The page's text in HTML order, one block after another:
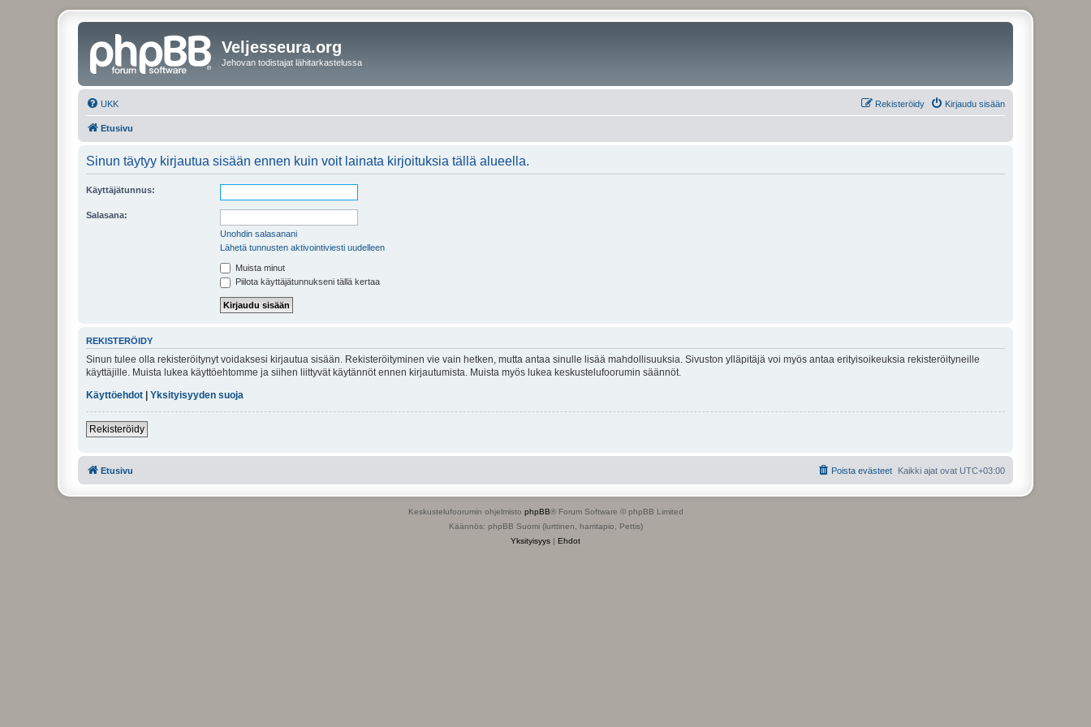
Veljesseura.org
Jehovan todistajat lähitarkastelussa
UKK Kirjaudu sisään
Rekisteröidy
Etusivu
Sinun täytyy kirjautua sisään ennen kuin voit lainata kirjoituksia tällä alueella.
Käyttäjätunnus:
Salasana:
Unohdin salasanani
Lähetä tunnusten aktivointiviesti uudelleen
Muista minut
Piilota käyttäjätunnukseni tällä kertaa
REKISTERÖIDY
Sinun tulee olla rekisteröitynyt voidaksesi kirjautua sisään. Rekisteröityminen vie vain hetken, mutta antaa sinulle lisää mahdollisuuksia. Sivuston ylläpitäjä voi myös antaa erityisoikeuksia rekisteröityneille
käyttäjille. Muista lukea käyttöehtomme ja siihen liittyvät käytännöt ennen kirjautumista. Muista myös lukea keskustelufoorumin säännöt.
Käyttöehdot
Yksityisyyden suoja
Rekisteröidy
Etusivu Kaikki ajat ovat UTC+03:00
Poista evästeet
Keskustelufoorumin ohjelmisto phpBB® Forum Software © phpBB Limited
Käännös: phpBB Suomi (lurttinen, harritapio, Pettis)
Yksityisyys | Ehdot